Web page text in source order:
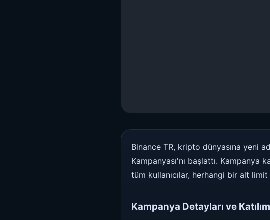
Binance TR, kripto dünyasına yeni
Kampanyası'nı başlattı.
tüm kullanıcılar, herhangi bir alt
Kampanya Detayları ve